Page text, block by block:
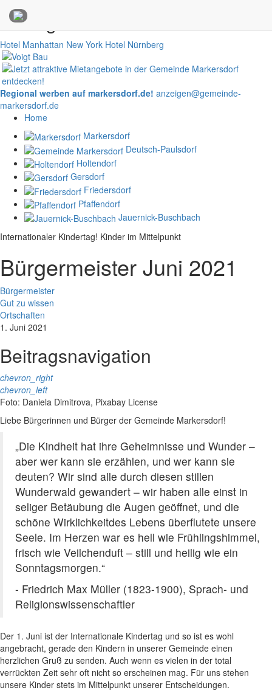
Anzeigen
Hotel Manhattan New York Hotel Nürnberg
Regional werben auf markersdorf.de! anzeigen@gemeinde-
markersdorf.de
Home
Markersdorf
Deutsch-Paulsdorf
Holtendorf
Gersdorf
Friedersdorf
Pfaffendorf
Jauernick-Buschbach
Internationaler Kindertag! Kinder im Mittelpunkt
Bürgermeister Juni 2021
Bürgermeister
Gut zu wissen
Ortschaften
1. Juni 2021
Beitragsnavigation
chevron_right
chevron_left
Foto: Daniela Dimitrova, Pixabay License
Liebe Bürgerinnen und Bürger der Gemeinde Markersdorf!
„Die Kindheit hat ihre Geheimnisse und Wunder –
aber wer kann sie erzählen, und wer kann sie
deuten? Wir sind alle durch diesen stillen
Wunderwald gewandert – wir haben alle einst in
seliger Betäubung die Augen geöffnet, und die
schöne Wirklichkeitdes Lebens überflutete unsere
Seele. Im Herzen war es hell wie Frühlingshimmel,
frisch wie Veilchenduft – still und heilig wie ein
Sonntagsmorgen.“
- Friedrich Max Müller (1823-1900), Sprach- und
Religionswissenschaftler
Der 1. Juni ist der Internationale Kindertag und so ist es wohl
angebracht, gerade den Kindern in unserer Gemeinde einen
herzlichen Gruß zu senden. Auch wenn es vielen in der total
verrückten Zeit sehr oft nicht so erscheinen mag. Für uns stehen
unsere Kinder stets im Mittelpunkt unserer Entscheidungen.